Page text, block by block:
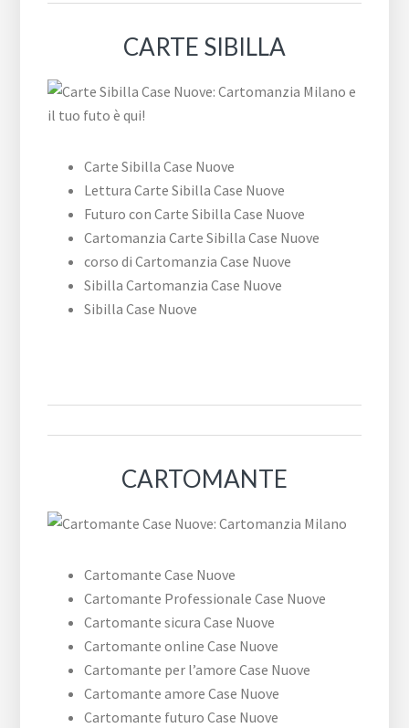
CARTE SIBILLA
Carte Sibilla Case Nuove
Lettura Carte Sibilla Case Nuove
Futuro con Carte Sibilla Case Nuove
Cartomanzia Carte Sibilla Case Nuove
corso di Cartomanzia Case Nuove
Sibilla Cartomanzia Case Nuove
Sibilla Case Nuove
CARTOMANTE
Cartomante Case Nuove
Cartomante Professionale Case Nuove
Cartomante sicura Case Nuove
Cartomante online Case Nuove
Cartomante per l’amore Case Nuove
Cartomante amore Case Nuove
Cartomante futuro Case Nuove